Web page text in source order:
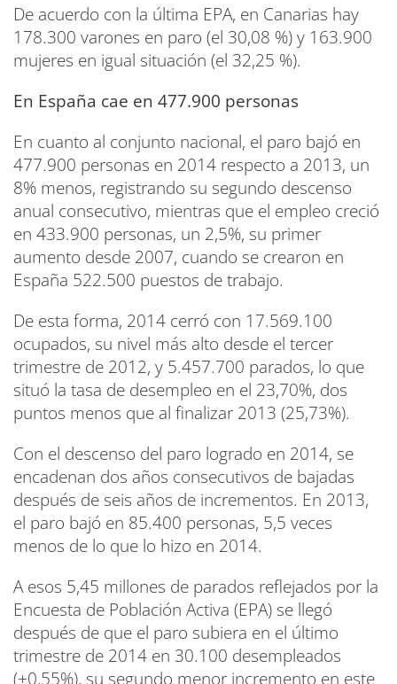
De acuerdo con la última EPA, en Canarias hay
178.300 varones en paro (el 30,08 %) y 163.900
mujeres en igual situación (el 32,25 %).
En España cae en 477.900 personas
En cuanto al conjunto nacional, el paro bajó en
477.900 personas en 2014 respecto a 2013, un
8% menos, registrando su segundo descenso
anual consecutivo, mientras que el empleo creció
en 433.900 personas, un 2,5%, su primer
aumento desde 2007, cuando se crearon en
España 522.500 puestos de trabajo.
De esta forma, 2014 cerró con 17.569.100
ocupados, su nivel más alto desde el tercer
trimestre de 2012, y 5.457.700 parados, lo que
situó la tasa de desempleo en el 23,70%, dos
puntos menos que al finalizar 2013 (25,73%).
Con el descenso del paro logrado en 2014, se
encadenan dos años consecutivos de bajadas
después de seis años de incrementos. En 2013,
el paro bajó en 85.400 personas, 5,5 veces
menos de lo que lo hizo en 2014.
A esos 5,45 millones de parados reflejados por la
Encuesta de Población Activa (EPA) se llegó
después de que el paro subiera en el último
trimestre de 2014 en 30.100 desempleados
(+0,55%), su segundo menor incremento en este